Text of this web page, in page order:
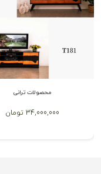
محصولات ترانی
34,000,000 تومان